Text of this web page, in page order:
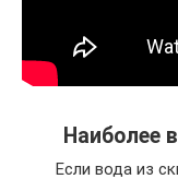
Наиболее
Если вода из